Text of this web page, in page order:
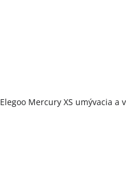
Elegoo Mercury XS umývacia a